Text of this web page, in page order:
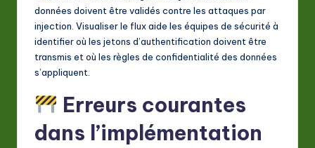
données doivent être validés contre les attaques par
injection. Visualiser le flux aide les équipes de sécurité à
identifier où les jetons d’authentification doivent être
transmis et où les règles de confidentialité des données
s’appliquent.
Erreurs courantes
dans l’implémentation